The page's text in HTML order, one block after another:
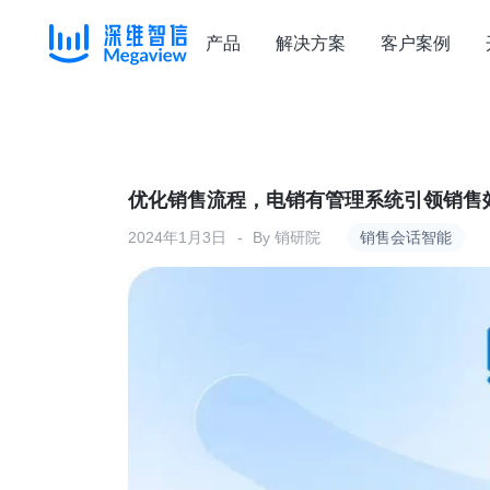
产品 解决方案 客户案例
销售会话智能
优化销售流程，电销有管理系统引领销售
2024年1月3日 By 销研院